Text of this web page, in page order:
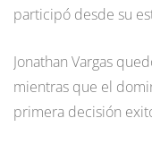
participó desde su
Jonathan Vargas
mientras que el
primera decisión